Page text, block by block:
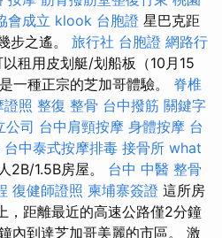
會成立 klook 台胞證 星巴克距
步之遙。 旅行社 台胞證 網路行
租用皮划艇/划船板（10月15
一種正宗的芝加哥體驗。 脊椎
證照 整復 整骨 台中撥筋 關鍵字
公司 台中肩頸按摩 身體按摩 台
台中泰式按摩排毒 接骨所 what
2B/1.5B房屋。 台中 中醫 整骨
復健師證照 柬埔寨簽證 這所房
，距離最近的高速公路僅2分鐘
內到達芝加哥美麗的市區。 激